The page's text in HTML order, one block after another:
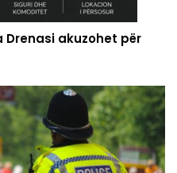
Drenasi akuzohet për